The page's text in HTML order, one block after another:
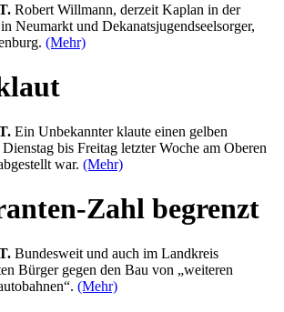
Robert Willmann, derzeit Kaplan in der
Neumarkt und Dekanatsjugendseelsorger,
(Mehr)
Ein Unbekannter klaute einen gelben
bis Freitag letzter Woche am Oberen
war. (Mehr)
Zahl begrenzt
Bundesweit und auch im Landkreis
Bürger gegen den Bau von „weiteren
(Mehr)